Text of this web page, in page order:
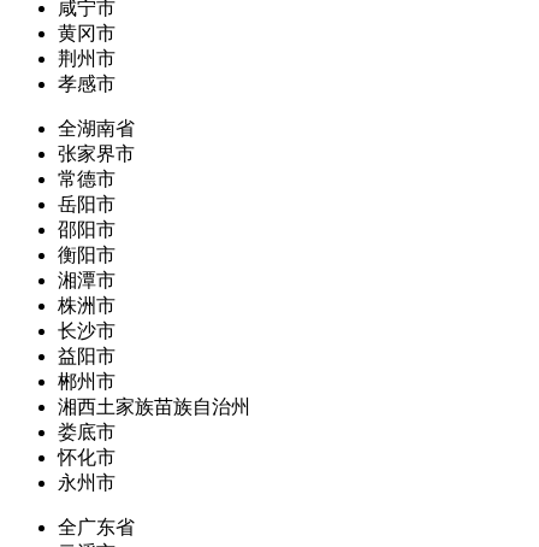
咸宁市
黄冈市
荆州市
孝感市
全湖南省
张家界市
常德市
岳阳市
邵阳市
衡阳市
湘潭市
株洲市
长沙市
益阳市
郴州市
湘西土家族苗族自治州
娄底市
怀化市
永州市
全广东省